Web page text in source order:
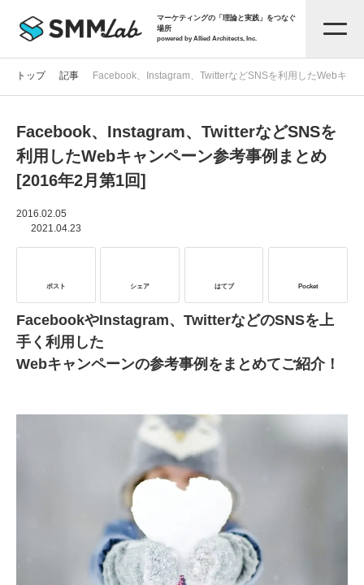
マーケティングの「理論と実践」をつなぐ
場所
powered by Allied Architects, Inc.
記事一覧
お役立ち資料
トップ 記事 Facebook、Instagram、TwitterなどSNSを利用したWebキャ
Facebook、Instagram、TwitterなどSNSを
利用したWebキャンペーン参考事例まとめ
[2016年2月第1回]
2016.02.05
2021.04.23
ポスト シェア はてブ Pocket
FacebookやInstagram、TwitterなどのSNSを上
手く利用した
Webキャンペーンの参考事例をまとめてご紹介！